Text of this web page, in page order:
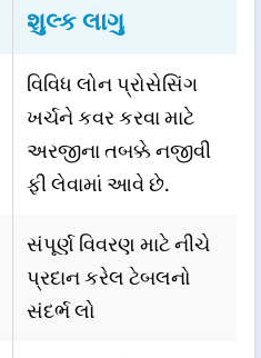
શુલ્ક લાગુ
વિવિધ લોન પ્રોસેસિંગ
ખર્ચને કવર કરવા માટે
અરજીના તબક્કે નજીવી
ફી લેવામાં આવે છે.
સંપૂર્ણ વિવરણ માટે નીચે
પ્રદાન કરેલ ટેબલનો
સંદર્ભ લો